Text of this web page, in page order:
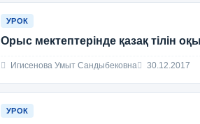
УРОК
Орыс мектептерінде қазақ тілін
Игисенова Умыт Сандыбековна 30.12.2017
УРОК